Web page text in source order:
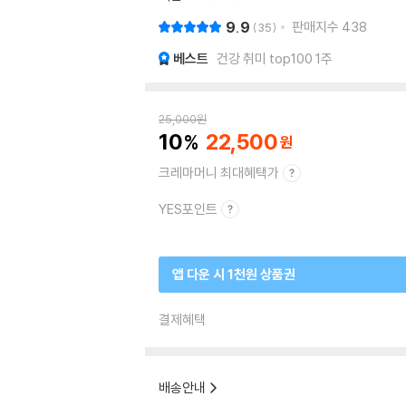
9.9 35 판매지수 438
베스트 건강 취미 top100 1주
25,000원
10 22,500
크레마머니 최대혜택가
YES포인트
앱 다운 시 1천원 상품권
결제혜택
배송안내